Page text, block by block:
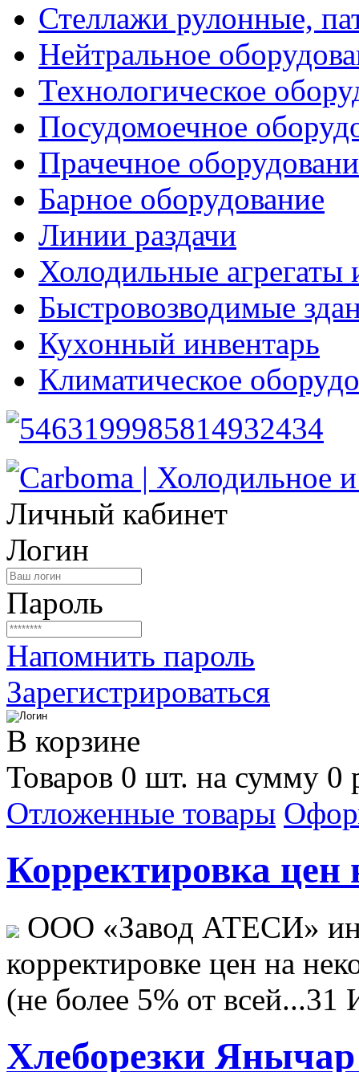
Стеллажи рулонные,
Нейтральное
Технологическое
Посудомоечное
Прачечное
Барное оборудование
Линии раздачи
Холодильные агрегаты
Быстровозводимые
Кухонный инвентарь
Климатическое
Личный кабинет
Логин
Пароль
Напомнить пароль
Зарегистрироваться
В корзине
Товаров 0 шт. на сумму 0
Отложенные товары
Корректировка цен
ООО «Завод АТЕСИ»
корректировке цен на
(не более 5% от всей...31
Хлеборезки Янычар